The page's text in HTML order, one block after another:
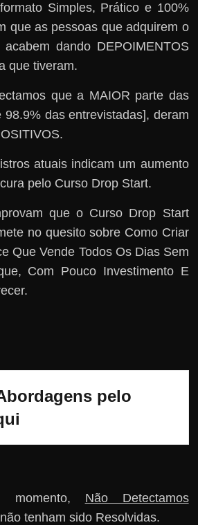
Simples, Prático e 100%
que as pessoas que adquirem o
dando DEPOIMENTOS
que tiveram.
que a MAIOR parte das
98.9% das entrevistadas], deram
atuais indicam um aumento
pelo Curso Drop Start.
que o Curso Drop Start
no quesito sobre Como Criar
Que Vende Todos Os Dias Sem
Com Pouco Investimento E
pelo
momento, Não Detectamos
tenham sido Resolvidas.